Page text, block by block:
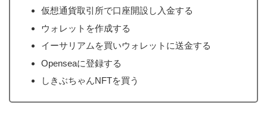
仮想通貨取引所で口座開設し入金する
ウォレットを作成する
イーサリアムを買いウォレットに送金する
Openseaに登録する
しきぶちゃんNFTを買う